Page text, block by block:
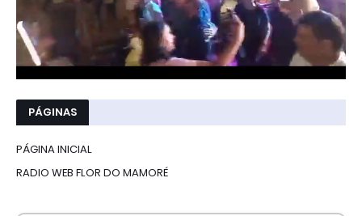
PÁGINAS
PÁGINA INICIAL
RADIO WEB FLOR DO MAMORÉ